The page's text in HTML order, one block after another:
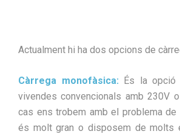
Actualment hi ha dos opcions de
Càrrega monofàsica: És la opció
vivendes convencionals amb 230V
cas ens trobem amb el problema
és molt gran o disposem de molts